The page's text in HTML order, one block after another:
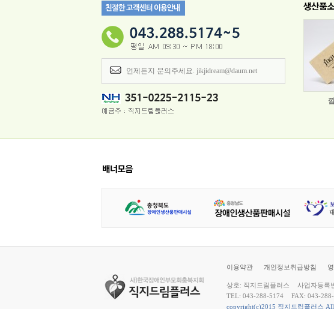
언제든지 문의주세요. jikjidream@daum.net
이용약관 개인정보취급방침
상호: 직지드림플러스 사업자등록
TEL: 043-288-5174
FAX: 043-
copyright(c)2015 직지드림플러스 All